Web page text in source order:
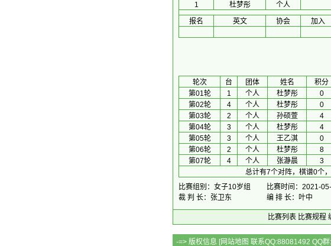
1
杜梦彤 个人
报名
英文 协会 加入
轮次 台 团体 姓名 积分
第01轮
1 个人 杜梦彤 0
第02轮
4 个人 杜梦彤 0
第03轮
2 个人 孙硕萱 4
第04轮
3 个人 杜梦彤 4
第05轮
3 个人 王乙淇 0
第06轮
2 个人 杜梦彤 8
第07轮
4 个人 张瀞晨 3
总计有7个对阵，棋谱0个
比赛组别：女子10岁组
比赛时间：2021-
裁 判 长：张卫东
编 排 长：叶中
比赛列表 比赛规程
-=> 版权信息 [网站地图 联系QQ:88081492 QQ